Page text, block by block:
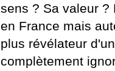
sens ? Sa valeur ?
en France mais
plus révélateur
complètement